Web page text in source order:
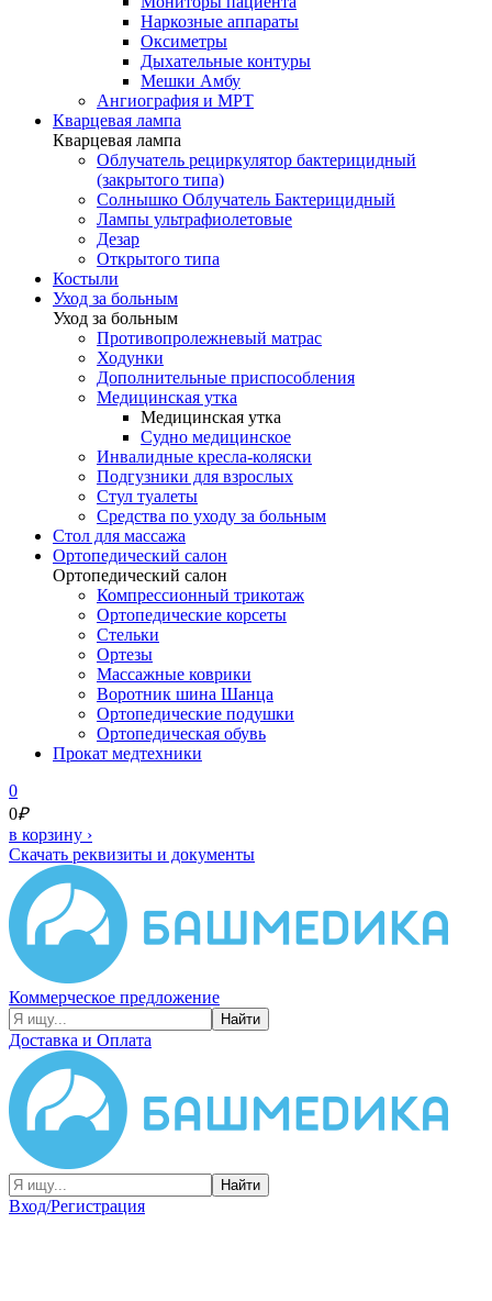
Наркозные аппараты
Оксиметры
Дыхательные контуры
Мешки Амбу
Ангиография и МРТ
Кварцевая лампа
Кварцевая лампа
Облучатель рециркулятор бактерицидный
(закрытого типа)
Солнышко Облучатель Бактерицидный
Лампы ультрафиолетовые
Дезар
Открытого типа
Костыли
Уход за больным
Уход за больным
Противопролежневый матрас
Ходунки
Дополнительные приспособления
Медицинская утка
Медицинская утка
Судно медицинское
Инвалидные кресла-коляски
Подгузники для взрослых
Стул туалеты
Средства по уходу за больным
Cтол для массажа
Ортопедический салон
Ортопедический салон
Компрессионный трикотаж
Ортопедические корсеты
Стельки
Ортезы
Массажные коврики
Воротник шина Шанца
Ортопедические подушки
Ортопедическая обувь
Прокат медтехники
0
0₽
в корзину ›
Скачать реквизиты и документы
Коммерческое предложение
Найти
Доставка и Оплата
Найти
Вход/Регистрация